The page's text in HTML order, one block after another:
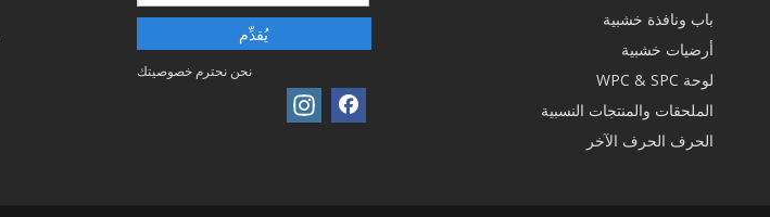
باب ونافذة خشبية
أرضيات خشبية
لوحة WPC & SPC
الملحقات والمنتجات النسبية
الحرف الحرف الآخر
يُقدِّم
نحن نحترم خصوصيتك